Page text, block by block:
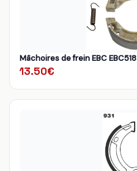
Mâchoires de frein EBC EBC518
13.50€